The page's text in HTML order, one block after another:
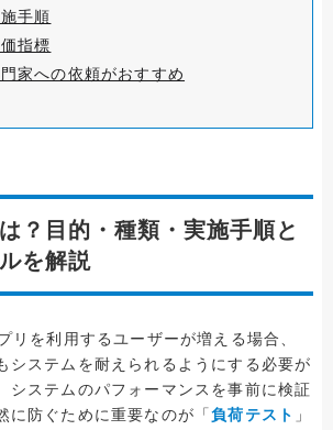
手順
指標
家への依頼がおすすめ
？目的・種類・実施手順と
を解説
リを利用するユーザーが増える場合、
システムを耐えられるようにする必要が
システムのパフォーマンスを事前に検証
に防ぐために重要なのが「負荷テスト 」